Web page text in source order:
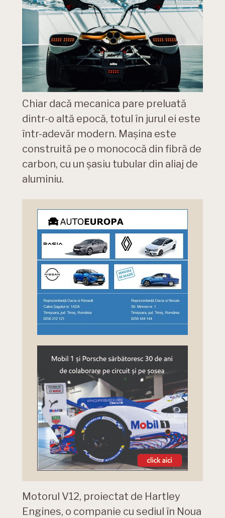
Chiar dacă mecanica pare preluată
dintr-o altă epocă, totul în jurul ei este
într-adevăr modern. Mașina este
construită pe o monococă din fibră de
carbon, cu un șasiu tubular din aliaj de
aluminiu.
Motorul V12, proiectat de Hartley
Engines, o companie cu sediul în Noua